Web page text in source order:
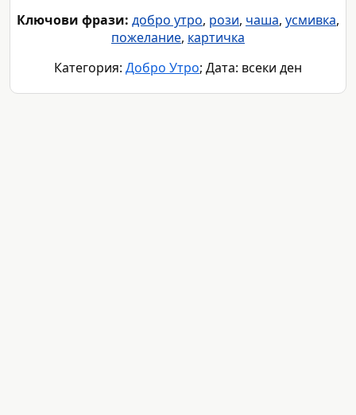
Ключови фрази: добро утро, рози, чаша, усмивка,
пожелание, картичка
Категория: Добро Утро; Дата: всеки ден